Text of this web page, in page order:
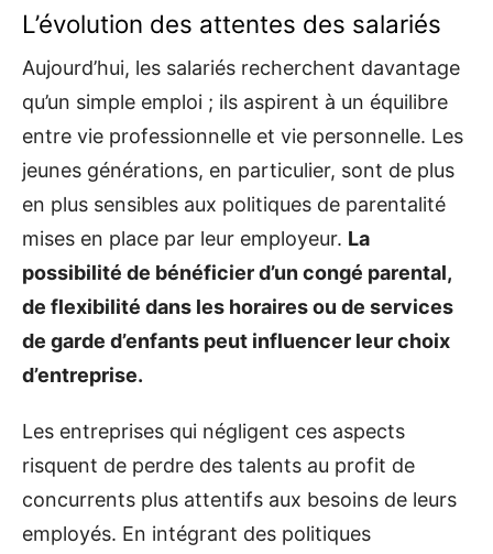
L’évolution des attentes des salariés
Aujourd’hui, les salariés recherchent davantage
qu’un simple emploi ; ils aspirent à un équilibre
entre vie professionnelle et vie personnelle. Les
jeunes générations, en particulier, sont de plus
en plus sensibles aux politiques de parentalité
mises en place par leur employeur. La
possibilité de bénéficier d’un congé parental,
de flexibilité dans les horaires ou de services
de garde d’enfants peut influencer leur choix
d’entreprise.
Les entreprises qui négligent ces aspects
risquent de perdre des talents au profit de
concurrents plus attentifs aux besoins de leurs
employés. En intégrant des politiques